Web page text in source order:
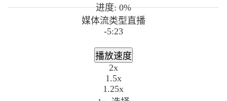
进度: 0%
媒体流类型直播
-5:23
播放速度
2x
1.5x
1.25x